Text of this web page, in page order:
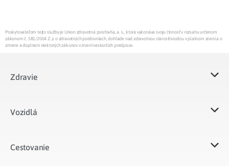
Poskytovateľom tejto služby je Union zdravotná poisťovňa, a. s., ktorá vykonáva svoju činnosť v rozsahu určenom
zákonom č. 581/2004 Z.z. o zdravotných poisťovniach, dohľade nad zdravotnou starostlivosťou v platnom znení a o
zmene a doplnení niektorých zákonov v znení neskorších predpisov.
Zdravie
Vozidlá​
Cestovanie